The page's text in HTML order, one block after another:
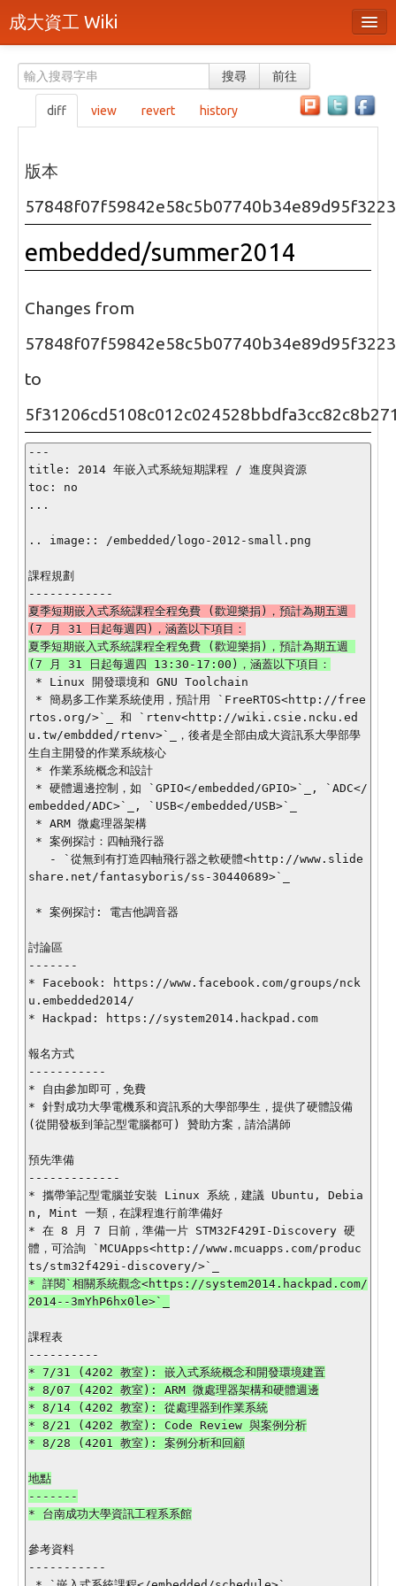
成大資工 Wiki
分類
隨機頁面
最近活動
上傳檔案
頁面原始檔
可列印版本
刪除本頁
登入 / 註冊帳號
搜尋 前往
diff view revert history
版本
embedded/summer2014
Changes from
to
---
title: 2014 年嵌入式系統短期課程 / 進度與資源
toc: no
...
.. image:: /embedded/logo-2012-small.png
課程規劃
夏季短期嵌入式系統課程全程免費 (歡迎樂捐)，預計為期五週
夏季短期嵌入式系統課程全程免費 (歡迎樂捐)，預計為期五週
rtos.org/>`_ 和 `rtenv<http://wiki.csie.ncku.ed
u.tw/embdded/rtenv>`_，後者是全部由成大資訊系大學部學
生自主開發的作業系統核心
embedded/ADC>`_, `USB</embedded/USB>`_
share.net/fantasyboris/ss-30440689>`_
討論區
-------
* Facebook: https://www.facebook.com/groups/nck
u.embedded2014/
* Hackpad: https://system2014.hackpad.com
報名方式
-----------
* 自由參加即可，免費
* 針對成功大學電機系和資訊系的大學部學生，提供了硬體設備
(從開發板到筆記型電腦都可) 贊助方案，請洽講師
預先準備
-------------
* 攜帶筆記型電腦並安裝 Linux 系統，建議 Ubuntu, Debia
n, Mint 一類，在課程進行前準備好
* 在 8 月 7 日前，準備一片 STM32F429I-Discovery 硬
體，可洽詢 `MCUApps<http://www.mcuapps.com/produc
* 詳閱`相關系統觀念<https://system2014.hackpad.com/
課程表
* 7/31 (4202 教室): 嵌入式系統概念和開發環境建置
* 8/07 (4202 教室): ARM 微處理器架構和硬體週邊
* 8/14 (4202 教室): 從處理器到作業系統
* 8/21 (4202 教室): Code Review 與案例分析
地點
-------
* 台南成功大學資訊工程系系館
參考資料
-----------